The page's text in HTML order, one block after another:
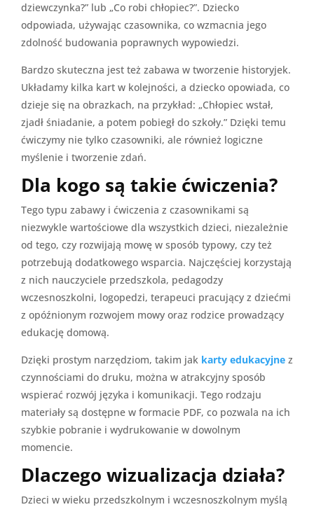
dziewczynka?” lub „Co robi chłopiec?”. Dziecko
odpowiada, używając czasownika, co wzmacnia jego
zdolność budowania poprawnych wypowiedzi.
Bardzo skuteczna jest też zabawa w tworzenie historyjek.
Układamy kilka kart w kolejności, a dziecko opowiada, co
dzieje się na obrazkach, na przykład: „Chłopiec wstał,
zjadł śniadanie, a potem pobiegł do szkoły.” Dzięki temu
ćwiczymy nie tylko czasowniki, ale również logiczne
myślenie i tworzenie zdań.
Dla kogo są takie ćwiczenia?
Tego typu zabawy i ćwiczenia z czasownikami są
niezwykle wartościowe dla wszystkich dzieci, niezależnie
od tego, czy rozwijają mowę w sposób typowy, czy też
potrzebują dodatkowego wsparcia. Najczęściej korzystają
z nich nauczyciele przedszkola, pedagodzy
wczesnoszkolni, logopedzi, terapeuci pracujący z dziećmi
z opóźnionym rozwojem mowy oraz rodzice prowadzący
edukację domową.
Dzięki prostym narzędziom, takim jak karty edukacyjne z
czynnościami do druku, można w atrakcyjny sposób
wspierać rozwój języka i komunikacji. Tego rodzaju
materiały są dostępne w formacie PDF, co pozwala na ich
szybkie pobranie i wydrukowanie w dowolnym
momencie.
Dlaczego wizualizacja działa?
Dzieci w wieku przedszkolnym i wczesnoszkolnym myślą